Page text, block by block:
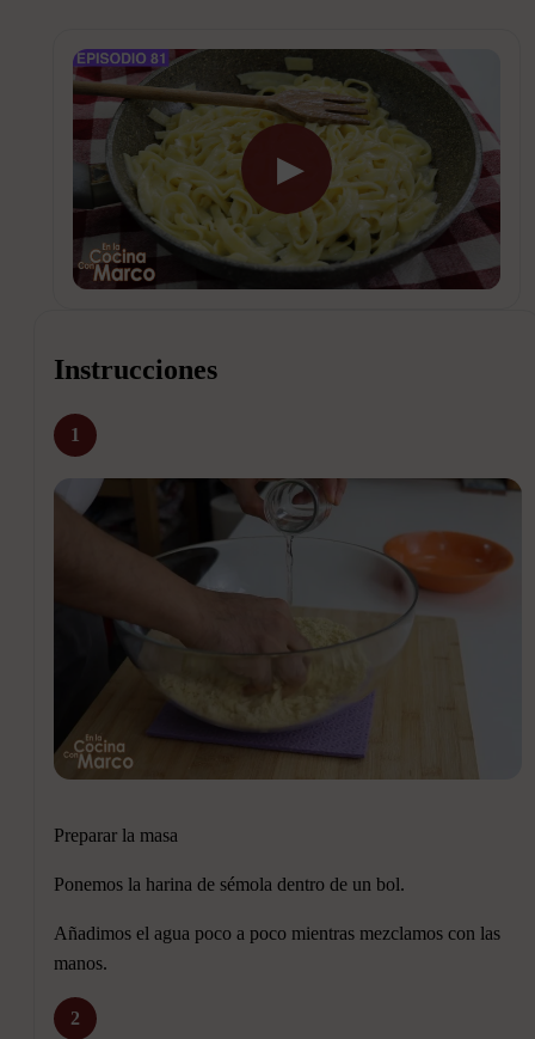
▶
Instrucciones
1
Preparar la masa
Ponemos la harina de sémola dentro de un bol.
Añadimos el agua poco a poco mientras mezclamos con las
manos.
2